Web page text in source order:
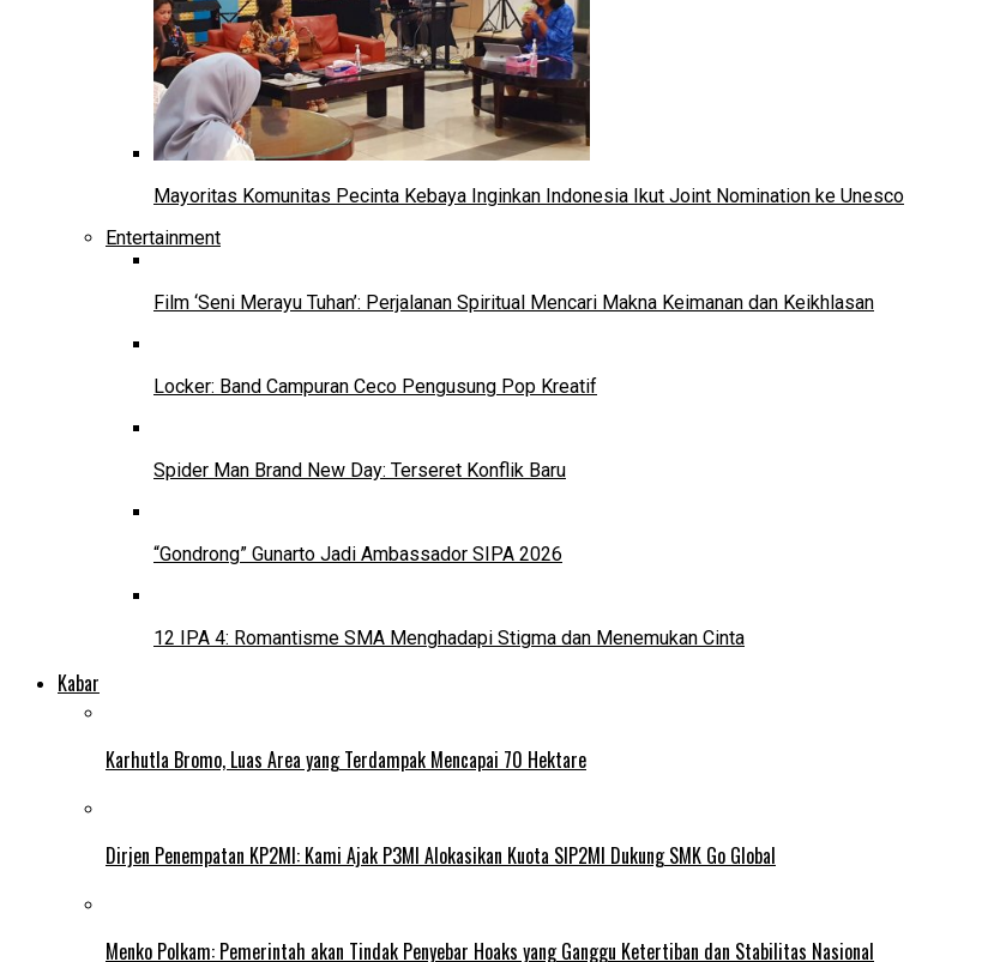
Mayoritas Komunitas Pecinta Kebaya Inginkan Indonesia Ikut Joint Nomination ke Unesco
Entertainment
Film ‘Seni Merayu Tuhan’: Perjalanan Spiritual Mencari Makna Keimanan dan Keikhlasan
Locker: Band Campuran Ceco Pengusung Pop Kreatif
Spider Man Brand New Day: Terseret Konflik Baru
“Gondrong” Gunarto Jadi Ambassador SIPA 2026
12 IPA 4: Romantisme SMA Menghadapi Stigma dan Menemukan Cinta
Kabar
Karhutla Bromo, Luas Area yang Terdampak Mencapai 70 Hektare
Dirjen Penempatan KP2MI: Kami Ajak P3MI Alokasikan Kuota SIP2MI Dukung SMK Go Global
Menko Polkam: Pemerintah akan Tindak Penyebar Hoaks yang Ganggu Ketertiban dan Stabilitas Nasional